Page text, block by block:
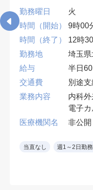
勤務曜日
火
時間（開始）
9時00
時間（終了）
12時
勤務地
埼玉
給与
半日
交通費
別途
業務内容
内科
電子カ
医療機関名
非公開
当直なし 週1～2日勤